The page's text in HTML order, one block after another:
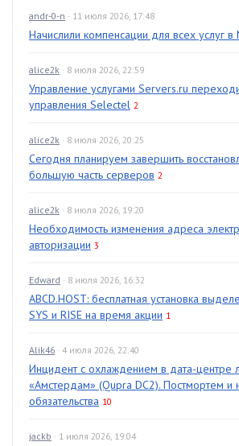
andr-0-n · 11 июля 2026, 17:48
Начислили компенсации для всех услуг в
alice2k · 8 июля 2026, 22:59
Управление услугами Servers.ru
управления Selectel 2
alice2k · 8 июля 2026, 20:25
Сегодня планируем завершить
большую часть серверов 2
alice2k · 8 июля 2026, 19:20
Необходимость изменения адреса
авторизации 3
Edward · 8 июля 2026, 16:32
ABCD.HOST: бесплатная установка
SYS и RISE на время акции 1
Alik46 · 4 июля 2026, 22:40
Инцидент с охлаждением в дата-центре
«Амстердам» (Qupra DC2). Постмортем и
обязательства 10
jackb · 1 июля 2026, 19:04